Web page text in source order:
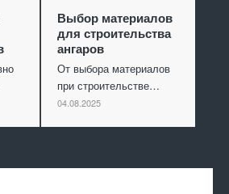
Выбор материалов
для строительства
ангаров
От выбора материалов
при строительстве…
04.08.2025